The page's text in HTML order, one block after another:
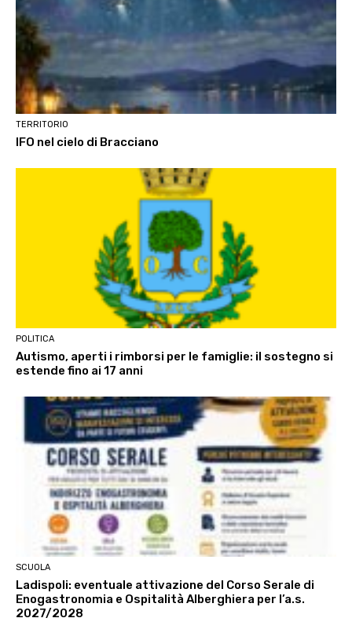
TERRITORIO
IFO nel cielo di Bracciano
POLITICA
Autismo, aperti i rimborsi per le famiglie: il sostegno si
estende fino ai 17 anni
SCUOLA
Ladispoli: eventuale attivazione del Corso Serale di
Enogastronomia e Ospitalità Alberghiera per l’a.s.
2027/2028